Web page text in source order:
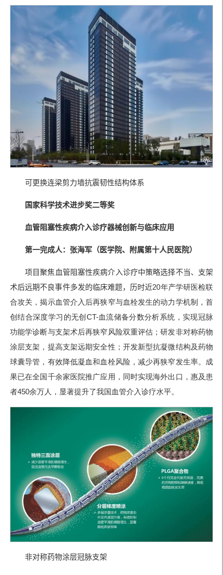
可更换连梁剪力墙抗震韧性结构体系
国家科学技术进步奖二等奖
血管阻塞性疾病介入诊疗器械创新与临床应用
第一完成人：张海军 （医学院、附属第十人民医院）
项目聚焦血管阻塞性疾病介入诊疗中策略选择不当、支架
术后远期不良事件多发的临床难题，历时近20年产学研医检联
合攻关，揭示血管介入后再狭窄与血栓发生的动力学机制，首
创结合深度学习的无创 CT-血流储备分数分析系统，实现冠脉
功能学诊断与支架术后再狭窄风险双重评估；研发非对称药物
涂层支架，提高支架远期安全性；开发新型抗凝微结构及药物
球囊导管，有效降低凝血和血栓风险，减少再狭窄发生率。成
果已在全国千余家医院推广应用，同时实现海外出口，惠及患
者450余万人，显著提升了我国血管介入诊疗水平。
非对称药物涂层冠脉支架